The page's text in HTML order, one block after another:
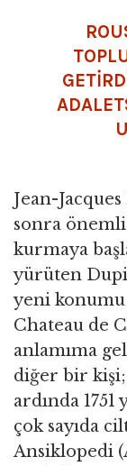
Jean-
sonra önemli
kurmaya
yürüten
yeni konumu
Chateau de
anlamıma
diğer bir kişi;
ardında 1751
çok sayıda
Ansiklopedi